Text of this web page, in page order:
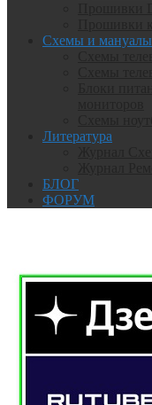
Схемы и мануалы
Литература
БЛОГ
ФОРУМ